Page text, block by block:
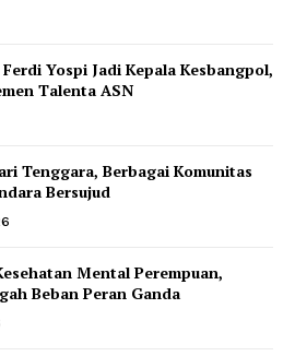
Yospi Jadi Kepala Kesbangpol,
Talenta ASN
Tenggara, Berbagai Komunitas
Bersujud
Mental Perempuan,
Beban Peran Ganda